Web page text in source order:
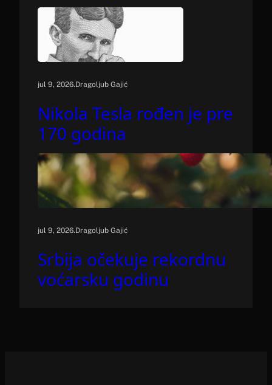
jul 9, 2026.Dragoljub Gajić
Nikola Tesla rođen je pre
170 godina
jul 9, 2026.Dragoljub Gajić
Srbija očekuje rekordnu
voćarsku godinu